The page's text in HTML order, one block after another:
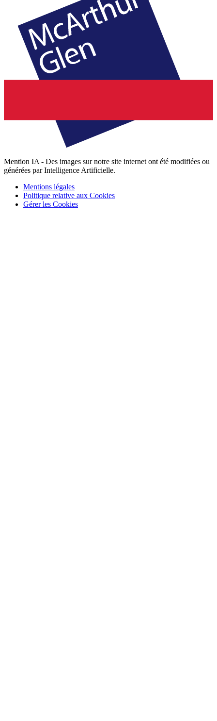
Mention IA - Des images sur notre site internet ont été modifiées ou
générées par Intelligence Artificielle.
Mentions légales
Politique relative aux Cookies
Gérer les Cookies